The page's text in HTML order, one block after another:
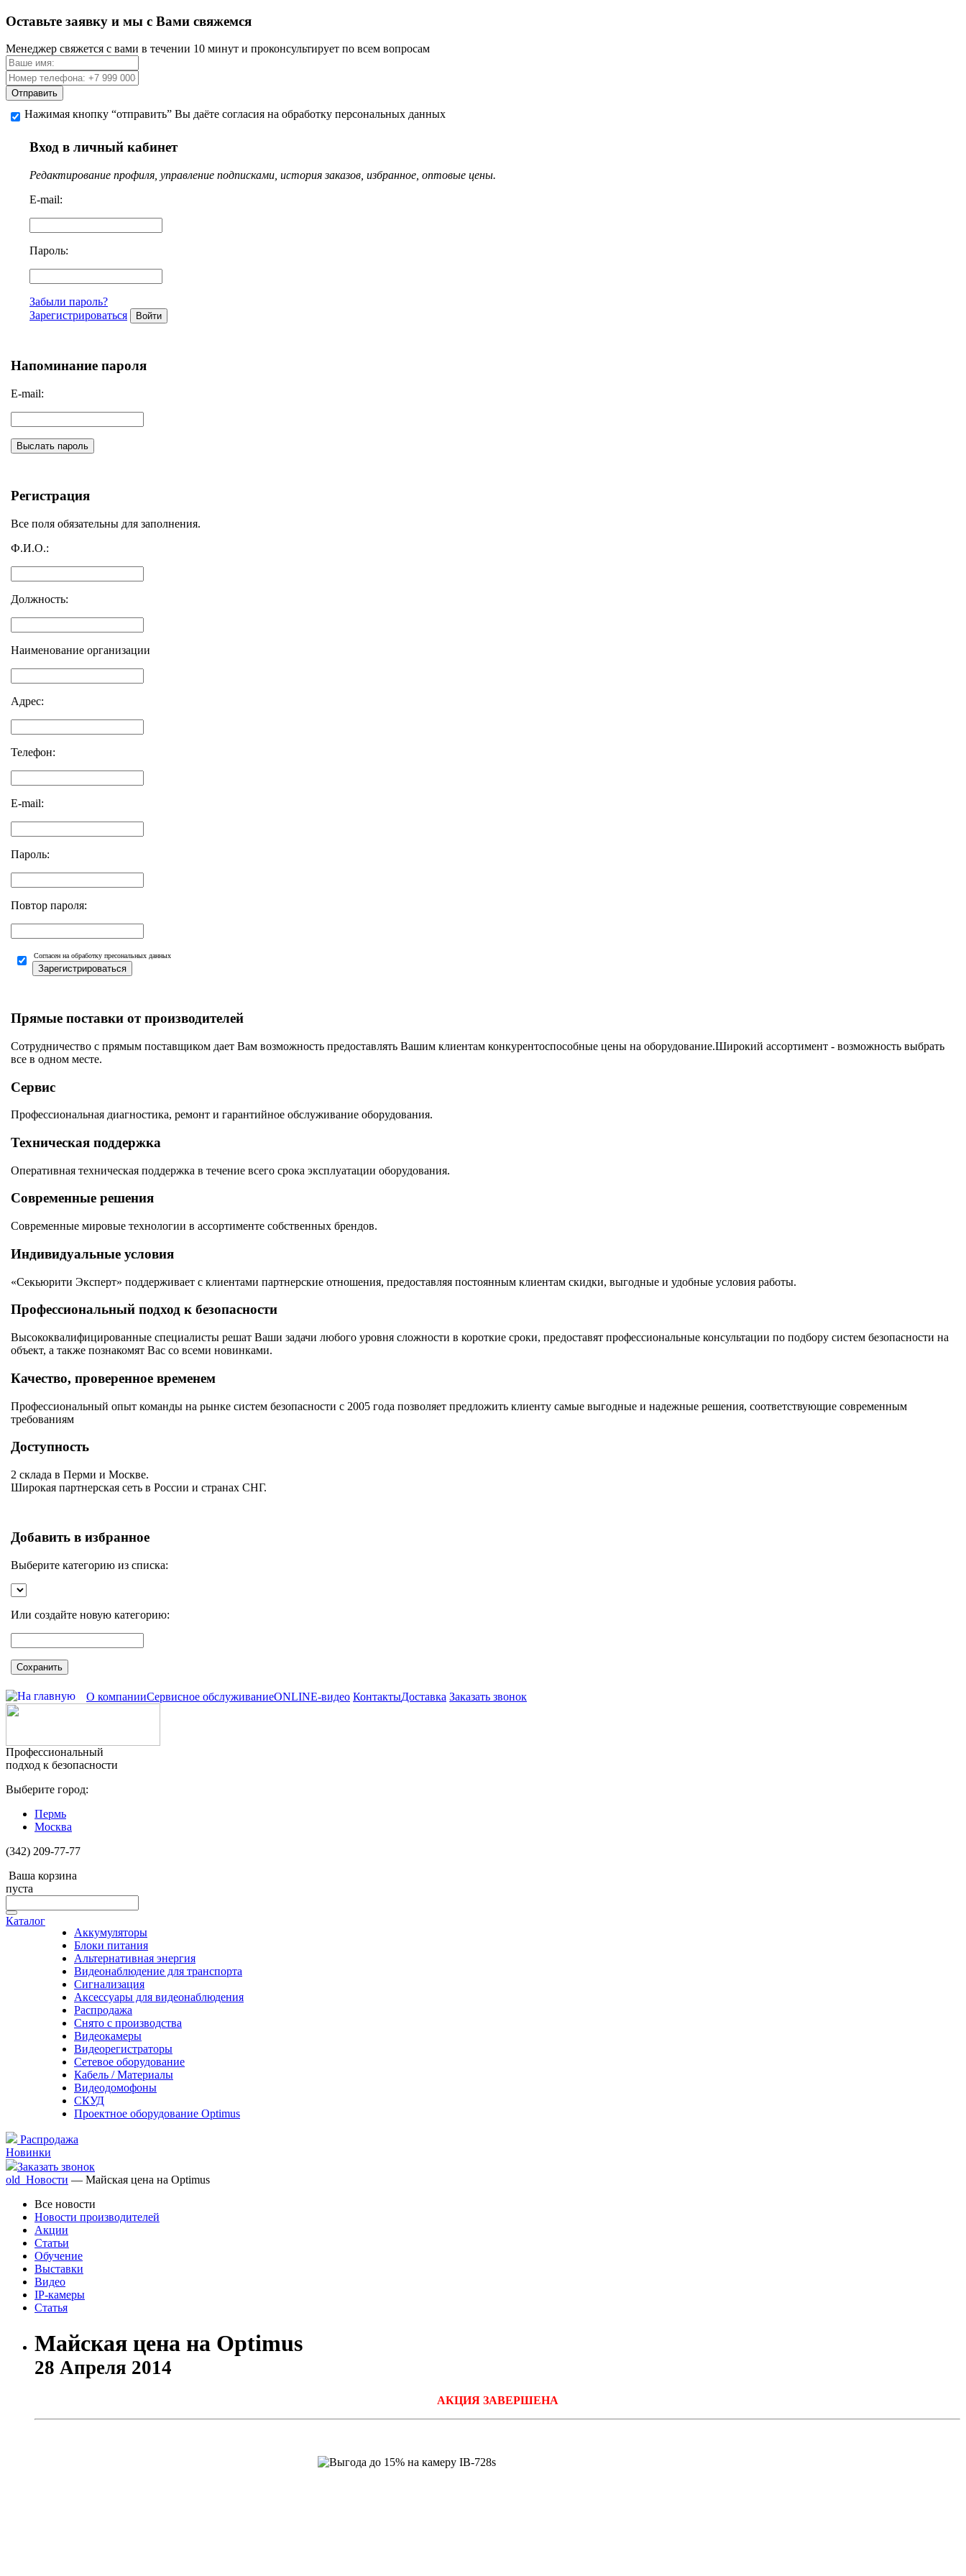
Оставьте заявку и мы с Вами свяжемся
Менеджер свяжется с вами в течении 10 минут и проконсультирует по всем вопросам
Отправить
Нажимая кнопку “отправить” Вы даёте согласия на обработку персональных данных
Вход в личный кабинет
Редактирование профиля, управление подписками, история заказов, избранное, оптовые цены.
E-mail:
Пароль:
Забыли пароль?
Зарегистрироваться
Войти
Напоминание пароля
E-mail:
Выслать пароль
Регистрация
Все поля обязательны для заполнения.
Ф.И.О.:
Должность:
Наименование организации
Адрес:
Телефон:
E-mail:
Пароль:
Повтор пароля:
Согласен на обработку пресональных данных
Зарегистрироваться
Прямые поставки от производителей
Сотрудничество с прямым поставщиком дает Вам возможность предоставлять Вашим клиентам конкурентоспособные цены на оборудование.Широкий ассортимент - возможность выбрать
все в одном месте.
Сервис
Профессиональная диагностика, ремонт и гарантийное обслуживание оборудования.
Техническая поддержка
Оперативная техническая поддержка в течение всего срока эксплуатации оборудования.
Современные решения
Современные мировые технологии в ассортименте собственных брендов.
Индивидуальные условия
«Секьюрити Эксперт» поддерживает с клиентами партнерские отношения, предоставляя постоянным клиентам скидки, выгодные и удобные условия работы.
Профессиональный подход к безопасности
Высококвалифицированные специалисты решат Ваши задачи любого уровня сложности в короткие сроки, предоставят профессиональные консультации по подбору систем безопасности на
объект, а также познакомят Вас со всеми новинками.
Качество, проверенное временем
Профессиональный опыт команды на рынке систем безопасности с 2005 года позволяет предложить клиенту самые выгодные и надежные решения, соответствующие современным
требованиям
Доступность
2 склада в Перми и Москве.
Широкая партнерская сеть в России и странах СНГ.
Добавить в избранное
Выберите категорию из списка:
Или создайте новую категорию:
Сохранить
О компанииСервисное обслуживаниеONLINE-видео КонтактыДоставка Заказать звонок
Профессиональный
подход к безопасности
Выберите город:
Пермь
Москва
(342) 209-77-77
Ваша корзина
пуста
Каталог
Аккумуляторы
Блоки питания
Альтернативная энергия
Видеонаблюдение для транспорта
Сигнализация
Аксессуары для видеонаблюдения
Распродажа
Снято с производства
Видеокамеры
Видеорегистраторы
Сетевое оборудование
Кабель / Материалы
Видеодомофоны
СКУД
Проектное оборудование Optimus
Распродажа
Новинки
Заказать звонок
old_Новости — Майская цена на Optimus
Все новости
Новости производителей
Акции
Статьи
Обучение
Выставки
Видео
IP-камеры
Статья
Майская цена на Optimus
28 Апреля 2014
АКЦИЯ ЗАВЕРШЕНА